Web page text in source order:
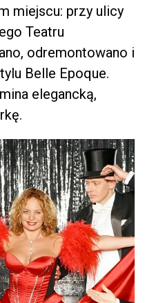
miejscu: przy ulicy
Teatru
odremontowano i
Belle Epoque.
elegancką,